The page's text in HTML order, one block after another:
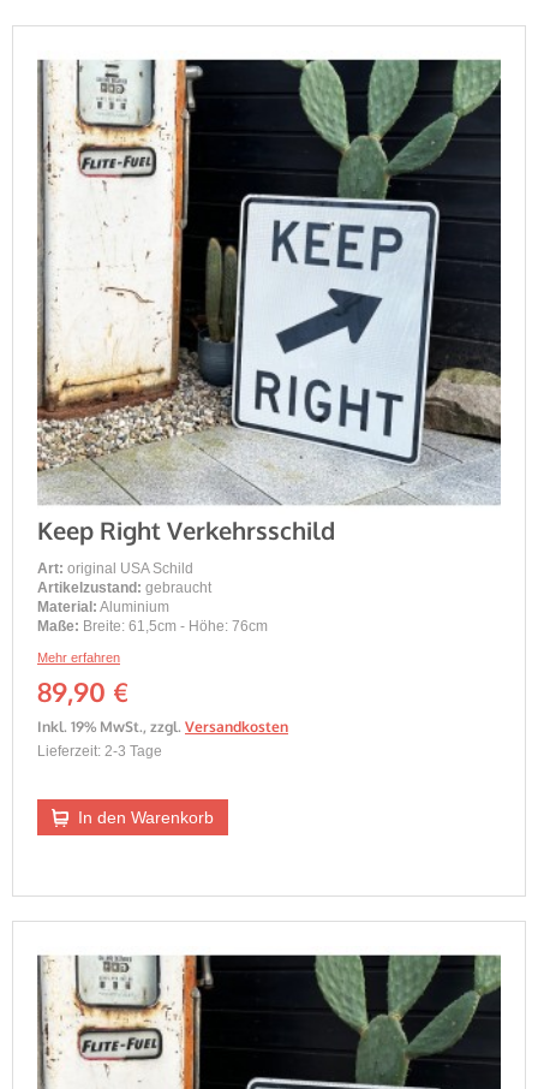
Keep Right Verkehrsschild
Art: original USA Schild
Artikelzustand: gebraucht
Material: Aluminium
Maße: Breite: 61,5cm - Höhe: 76cm
Mehr erfahren
89,90 €
Inkl. 19% MwSt., zzgl. Versandkosten
Lieferzeit: 2-3 Tage
In den Warenkorb